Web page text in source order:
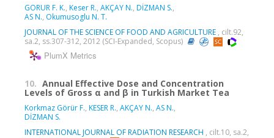
GORUR F. K., Keser R., AKÇAY N., DİZMAN S.,
AS N., Okumusoglu N. T.
JOURNAL OF THE SCIENCE OF FOOD AND AGRICULTURE , cilt.92,
sa.2, ss.307-312, 2012 (SCI-Expanded, Scopus)
PlumX Metrics
10. Annual Effective Dose and Concentration
Levels of Gross α and β in Turkish Market Tea
Korkmaz Görür F., KESER R., AKÇAY N., AS N.,
DİZMAN S.
INTERNATIONAL JOURNAL OF RADIATION RESEARCH , cilt.10, sa.2,